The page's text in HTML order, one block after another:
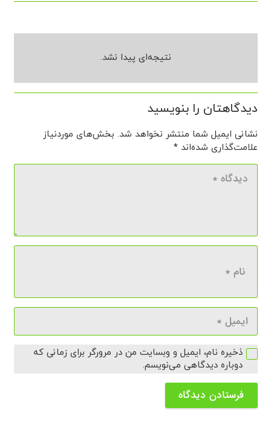
نتیجه‌ای پیدا نشد.
دیدگاهتان را بنویسید
نشانی ایمیل شما منتشر نخواهد شد. بخش‌های موردنیاز
علامت‌گذاری شده‌اند*
ذخیره نام، ایمیل و وبسایت من در مرورگر برای زمانی که
دوباره دیدگاهی می‌نویسم.
فرستادن دیدگاه